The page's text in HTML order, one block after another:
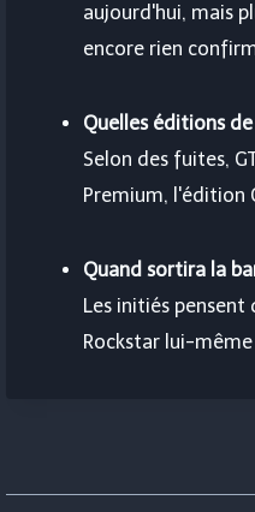
aujourd'hui, mais
encore rien
Quelles éditions
Selon des fuites,
Premium, l'édition
Quand sortira la
Les initiés
Rockstar lui-même